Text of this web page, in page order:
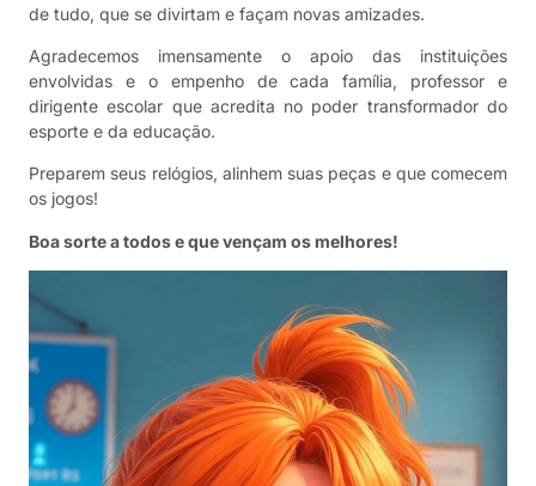
de tudo, que se divirtam e façam novas amizades.
Agradecemos imensamente o apoio das instituições
envolvidas e o empenho de cada família, professor e
dirigente escolar que acredita no poder transformador do
esporte e da educação.
Preparem seus relógios, alinhem suas peças e que comecem
os jogos!
Boa sorte a todos e que vençam os melhores!
vídeo